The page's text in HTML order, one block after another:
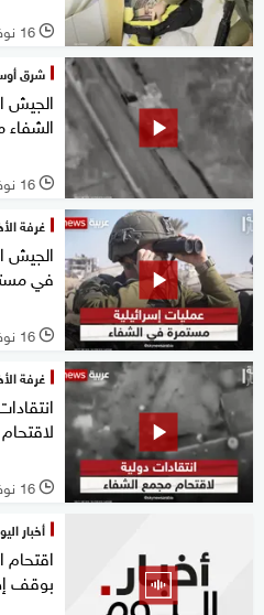
l 16 نوفمبر 2023
شرق
الجيش
l 16 نوفمبر 2023
غرفة
الجيش
في
l 16 نوفمبر 2023
غرفة
l 16 نوفمبر 2023
أخبار
بوقف